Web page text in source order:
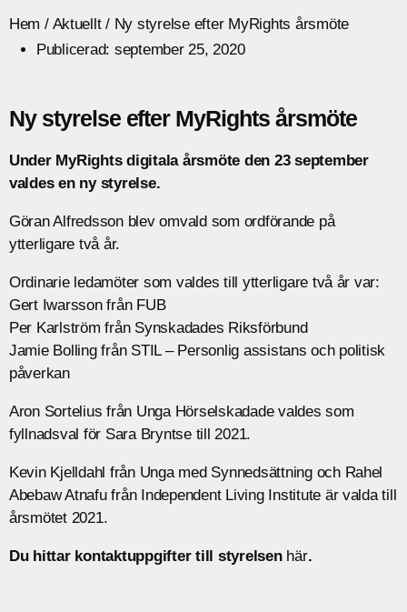
Hem / Aktuellt / Ny styrelse efter MyRights årsmöte
Publicerad: september 25, 2020
Ny styrelse efter MyRights årsmöte
Under MyRights digitala årsmöte den 23 september
valdes en ny styrelse.
Göran Alfredsson blev omvald som ordförande på
ytterligare två år.
Ordinarie ledamöter som valdes till ytterligare två år var:
Gert Iwarsson från FUB
Per Karlström från Synskadades Riksförbund
Jamie Bolling från STIL – Personlig assistans och politisk
påverkan
Aron Sortelius från Unga Hörselskadade valdes som
fyllnadsval för Sara Bryntse till 2021.
Kevin Kjelldahl från Unga med Synnedsättning och Rahel
Abebaw Atnafu från Independent Living Institute är valda till
årsmötet 2021.
Du hittar kontaktuppgifter till styrelsenhär.